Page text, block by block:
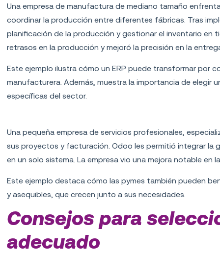
Una empresa de manufactura de mediano tamaño
coordinar la producción entre diferentes fábricas. Tras
planificación de la producción y gestionar el inventario en
retrasos en la producción y mejoró la precisión en la
Este ejemplo ilustra cómo un ERP puede transformar por
manufacturera. Además, muestra la importancia de elegir
específicas del sector.
Una pequeña empresa de servicios profesionales,
sus proyectos y facturación. Odoo les permitió integrar la
en un solo sistema. La empresa vio una mejora notable en
Este ejemplo destaca cómo las pymes también pueden
y asequibles, que crecen junto a sus necesidades.
Consejos para
adecuado